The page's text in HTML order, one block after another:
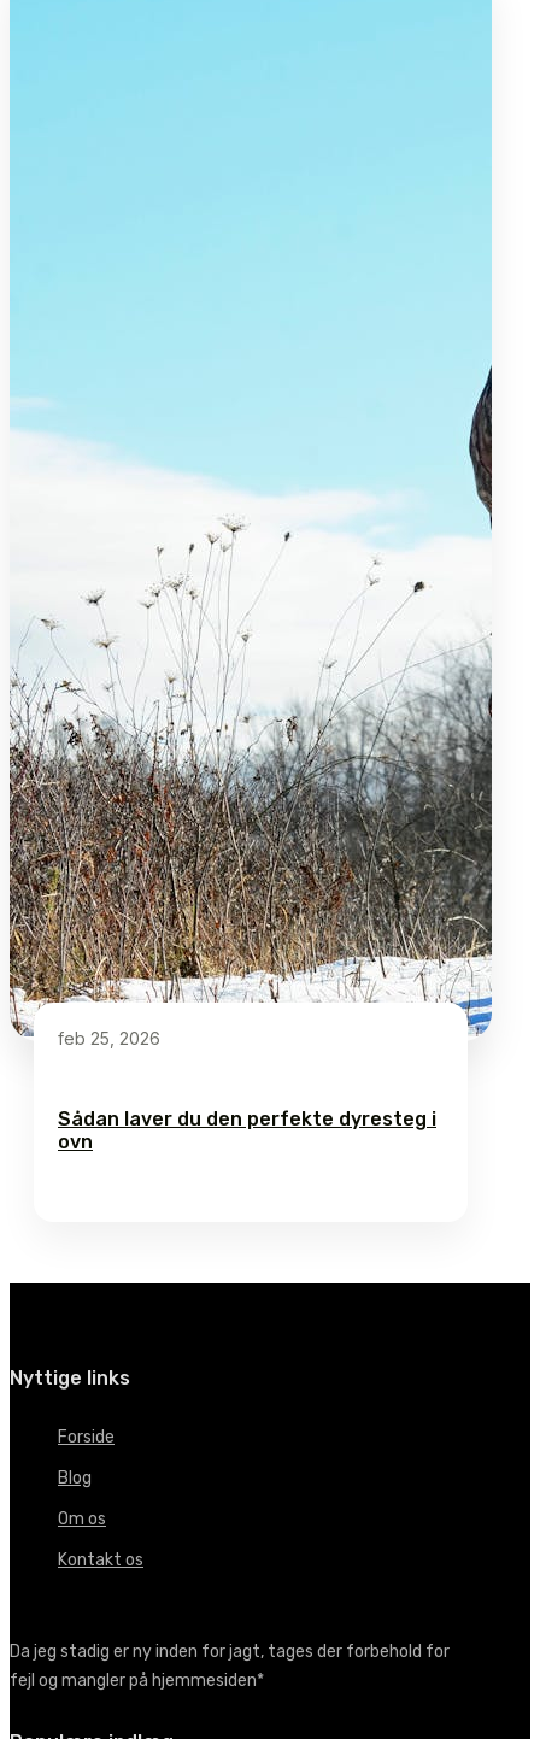
feb 25, 2026
Sådan laver du den perfekte dyresteg i
ovn
Nyttige links
Forside
Blog
Om os
Kontakt os
Da jeg stadig er ny inden for jagt, tages der forbehold for
fejl og mangler på hjemmesiden*